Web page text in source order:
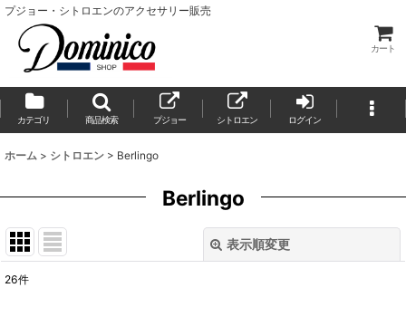
プジョー・シトロエンのアクセサリー販売
カート
カテゴリ 商品検索 プジョー シトロエン ログイン
ホーム > シトロエン > Berlingo
Berlingo
表示順変更
26件